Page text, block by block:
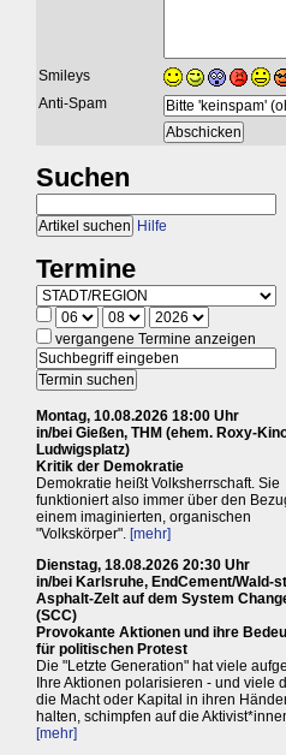
Smileys
Anti-Spam
Suchen
Hilfe
Termine
vergangene Termine anzeigen
Montag, 10.08.2026 18:00 Uhr
in/bei Gießen, THM (ehem. Roxy-
Ludwigsplatz)
Kritik der Demokratie
Demokratie heißt Volksherrschaft. Sie
funktioniert also immer über den
einem imaginierten, organischen
"Volkskörper". [mehr]
Dienstag, 18.08.2026 20:30 Uhr
in/bei Karlsruhe, EndCement/Wald-
Asphalt-Zelt auf dem System
(SCC)
Provokante Aktionen und ihre
für politischen Protest
Die "Letzte Generation" hat viele
Ihre Aktionen polarisieren - und viele
die Macht oder Kapital in ihren
halten, schimpfen auf die
[mehr]